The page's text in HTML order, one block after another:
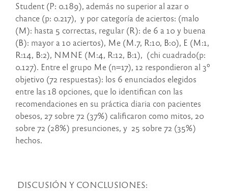
Student (P: 0.189), además no superior al azar o
chance (p: 0.217), y por categoría de aciertos: (malo
(M): hasta 5 correctas, regular (R): de 6 a 10 y buena
(B): mayor a 10 aciertos), Me (M.7, R:10, B:0), E (M:1,
R:14, B:2), NMNE (M:4, R:12, B:1), (chi cuadrado(p:
0.127). Entre el grupo Me (n=17), 12 respondieron al 3º
objetivo (72 respuestas): los 6 enunciados elegidos
entre las 18 opciones, que lo identifican con las
recomendaciones en su práctica diaria con pacientes
obesos, 27 sobre 72 (37%) calificaron como mitos, 20
sobre 72 (28%) presunciones, y 25 sobre 72 (35%)
hechos.
DISCUSIÓN Y CONCLUSIONES: